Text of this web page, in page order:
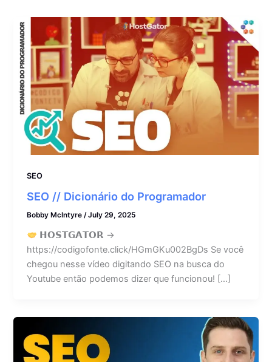
SEO
SEO // Dicionário do Programador
Bobby McIntyre/July 29, 2025
𝗛𝗢𝗦𝗧𝗚𝗔𝗧𝗢𝗥 →
https://codigofonte.click/HGmGKu002BgDs Se você
chegou nesse vídeo digitando SEO na busca do
Youtube então podemos dizer que funcionou! […]